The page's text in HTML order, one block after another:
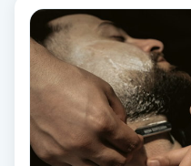
Hatha Yoga
Headspa